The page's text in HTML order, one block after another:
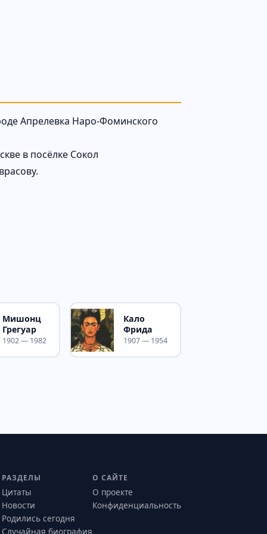
Апрелевка Наро-Фоминского
в посёлке Сокол
Мишонц
Грегуар
1902 — 1982
Кало
Фрида
1907 — 1954
РАЗДЕЛЫ
Цитаты
Новости
Родились сегодня
Случайная биография
О САЙТЕ
О проекте
Конфиденциальность